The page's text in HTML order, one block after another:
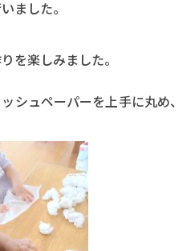
ました。
を楽しみました。
シュペーパーを上手に丸め、